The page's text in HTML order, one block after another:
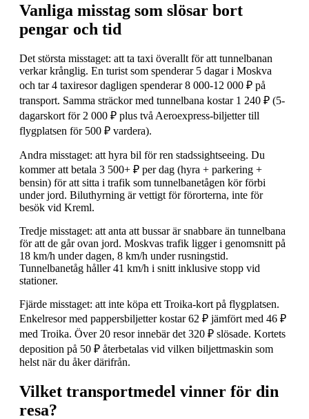
Vanliga misstag som slösar bort
pengar och tid
Det största misstaget: att ta taxi överallt för att tunnelbanan
verkar krånglig. En turist som spenderar 5 dagar i Moskva
och tar 4 taxiresor dagligen spenderar 8 000-12 000 ₽ på
transport. Samma sträckor med tunnelbana kostar 1 240 ₽ (5-
dagarskort för 2 000 ₽ plus två Aeroexpress-biljetter till
flygplatsen för 500 ₽ vardera).
Andra misstaget: att hyra bil för ren stadssightseeing. Du
kommer att betala 3 500+ ₽ per dag (hyra + parkering +
bensin) för att sitta i trafik som tunnelbanetågen kör förbi
under jord. Biluthyrning är vettigt för förorterna, inte för
besök vid Kreml.
Tredje misstaget: att anta att bussar är snabbare än tunnelbana
för att de går ovan jord. Moskvas trafik ligger i genomsnitt på
18 km/h under dagen, 8 km/h under rusningstid.
Tunnelbanetåg håller 41 km/h i snitt inklusive stopp vid
stationer.
Fjärde misstaget: att inte köpa ett Troika-kort på flygplatsen.
Enkelresor med pappersbiljetter kostar 62 ₽ jämfört med 46 ₽
med Troika. Över 20 resor innebär det 320 ₽ slösade. Kortets
deposition på 50 ₽ återbetalas vid vilken biljettmaskin som
helst när du åker därifrån.
Vilket transportmedel vinner för din
resa?